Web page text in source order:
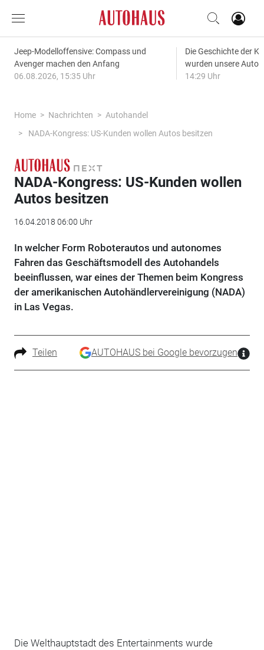
Jeep-Modelloffensive: Compass und
Avenger machen den Anfang
06.08.2026, 15:35 Uhr
Die Geschichte der
wurden unsere
14:29 Uhr
Home Nachrichten
Autohandel
NADA-Kongress: US-Kunden wollen Autos besitzen
NADA-Kongress: US-Kunden wollen
Autos besitzen
16.04.2018 06:00 Uhr
In welcher Form Roboterautos und autonomes
Fahren das Geschäftsmodell des Autohandels
beeinflussen, war eines der Themen beim Kongress
der amerikanischen Autohändlervereinigung (NADA)
in Las Vegas.
Teilen AUTOHAUS bei Google bevorzugen
Die Welthauptstadt des Entertainments wurde